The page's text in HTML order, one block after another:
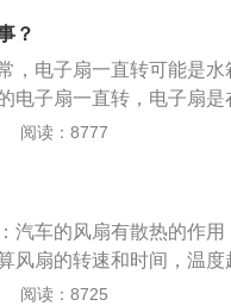
进气管，这样就可以顺利
好，并固定四角的四个螺
？
，电子扇一直转可能是
电子扇一直转，电子扇是
。车辆熄火正常态：一般
间还是不停，与当地的4S
速运转，检查电子风扇没
约1min中后电子风扇开
阅读：8777
汽车的风扇有散热的作
风扇的转速和时间，温
。解决方法：可以尝试把
阅读：8725